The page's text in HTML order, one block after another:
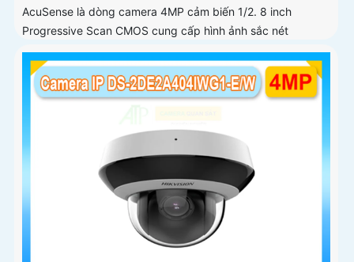
AcuSense là dòng camera 4MP cảm biến 1/2. 8 inch
Progressive Scan CMOS cung cấp hình ảnh sắc nét